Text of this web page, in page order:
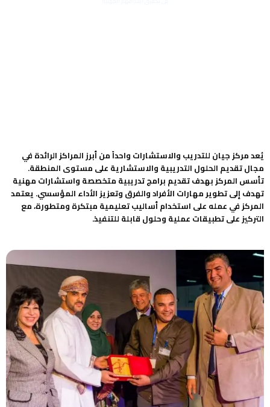
يُعد مركز جيان للتدريب والاستشارات واحداً من أبرز المراكز الرائدة في
مجال تقديم الحلول التدريبية والاستشارية على مستوى المنطقة.
تأسس المركز بهدف تقديم برامج تدريبية متخصصة واستشارات مهنية
تهدف إلى تطوير مهارات الأفراد والفرق وتعزيز الأداء المؤسسي. يعتمد
المركز في عمله على استخدام أساليب تعليمية مبتكرة ومتطورة، مع
التركيز على تطبيقات عملية وحلول قابلة للتنفيذ.